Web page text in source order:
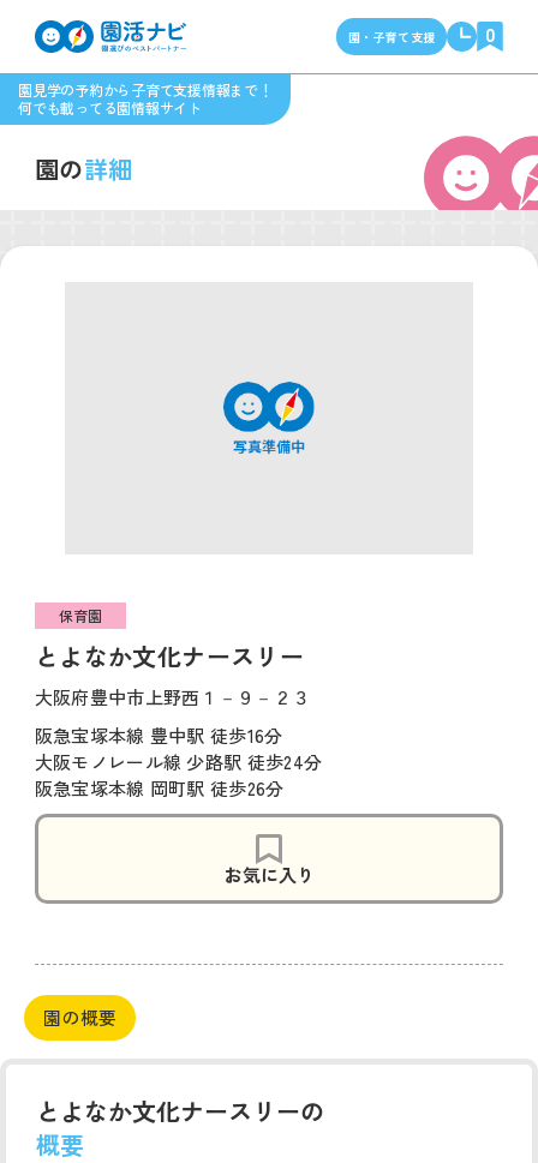
園見学の予約から子育て支援情報まで！
何でも載ってる園情報サイト
園・子育て支援 0
園の詳細
とよなか文化ナースリー
保育園
大阪府豊中市上野西１－９－２３
阪急宝塚本線 豊中駅 徒歩16分
大阪モノレール線 少路駅 徒歩24分
阪急宝塚本線 岡町駅 徒歩26分
お気に入り
園の概要
とよなか文化ナースリーの
概要